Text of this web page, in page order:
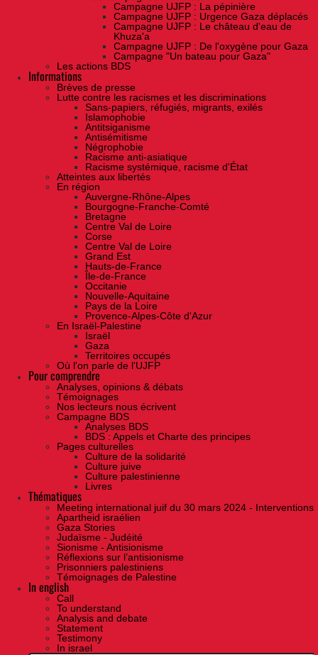
Campagne UJFP : La pépinière
Campagne UJFP : Urgence Gaza déplacés
Campagne UJFP : Le château d'eau de
Khuza'a
Campagne UJFP : De l'oxygène pour Gaza
Campagne "Un bateau pour Gaza"
Les actions BDS
Informations
Brèves de presse
Lutte contre les racismes et les discriminations
Sans-papiers, réfugiés, migrants, exilés
Islamophobie
Antitsiganisme
Antisémitisme
Négrophobie
Racisme anti-asiatique
Racisme systémique, racisme d'État
Atteintes aux libertés
En région
Auvergne-Rhône-Alpes
Bourgogne-Franche-Comté
Bretagne
Centre Val de Loire
Corse
Centre Val de Loire
Grand Est
Hauts-de-France
Île-de-France
Occitanie
Nouvelle-Aquitaine
Pays de la Loire
Provence-Alpes-Côte d'Azur
En Israël-Palestine
Israël
Gaza
Territoires occupés
Où l'on parle de l'UJFP
Pour comprendre
Analyses, opinions & débats
Témoignages
Nos lecteurs nous écrivent
Campagne BDS
Analyses BDS
BDS : Appels et Charte des principes
Pages culturelles
Culture de la solidarité
Culture juive
Culture palestinienne
Livres
Thématiques
Meeting international juif du 30 mars 2024 - Interventions
Apartheid israélien
Gaza Stories
Judaïsme - Judéité
Sionisme - Antisionisme
Réflexions sur l’antisionisme
Prisonniers palestiniens
Témoignages de Palestine
In english
Call
To understand
Analysis and debate
Statement
Testimony
In israel